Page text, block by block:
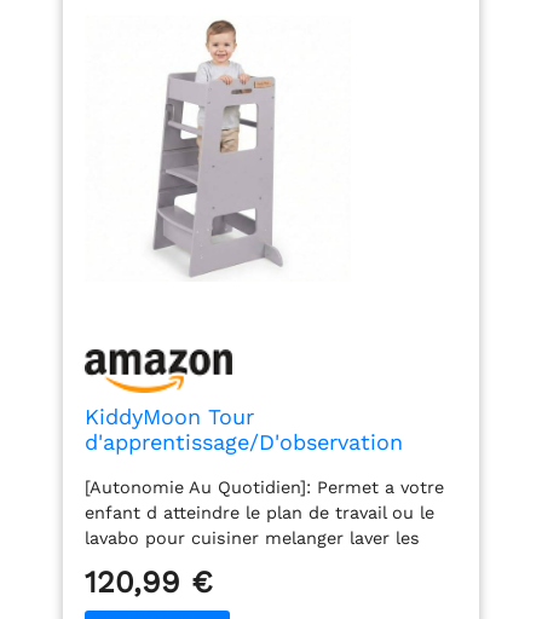
KiddyMoon Tour
d'apprentissage/D'observation
Hauteurs Réglables Pieds Anti-
Bascule, Gris
[Autonomie Au Quotidien]: Permet a votre
enfant d atteindre le plan de travail ou le
lavabo pour cuisiner melanger laver les
confiance et rend les routines familiales
plus simples et sereines. [Developpement
120,99 €